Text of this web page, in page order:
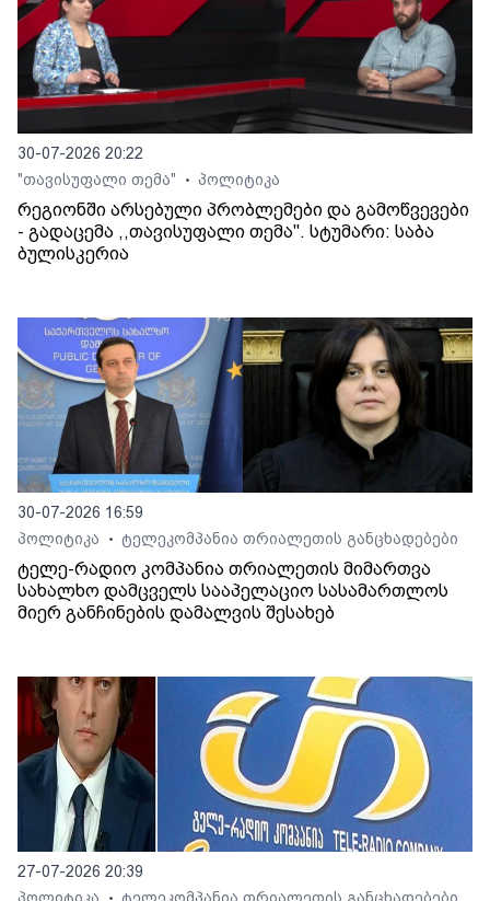
30-07-2026 20:22
"თავისუფალი თემა"
• პოლიტიკა
რეგიონში არსებული პრობლემები და გამოწვევები
- გადაცემა ,,თავისუფალი თემა". სტუმარი: საბა
ბულისკერია
30-07-2026 16:59
პოლიტიკა
• ტელეკომპანია თრიალეთის განცხადებები
ტელე-რადიო კომპანია თრიალეთის მიმართვა
სახალხო დამცველს სააპელაციო სასამართლოს
მიერ განჩინების დამალვის შესახებ
27-07-2026 20:39
პოლიტიკა
ტელეკომპანია თრიალეთის განცხადებები